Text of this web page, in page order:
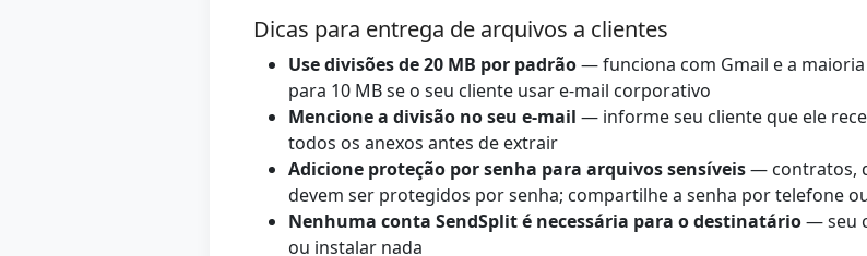
Dicas para entrega de arquivos a clientes
Use divisões de 20 MB por padrão— funciona com Gmail e a
para 10 MB se o seu cliente usar e-mail corporativo
Mencione a divisão no seu e-mail — informe seu cliente que ele
todos os anexos antes de extrair
Adicione proteção por senha para arquivos sensíveis— contratos,
devem ser protegidos por senha; compartilhe a senha por telefone
Nenhuma conta SendSplit é necessária para o destinatário— seu
ou instalar nada